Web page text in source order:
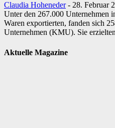
Claudia Hoheneder - 28. Februar
Unter den 267.000 Unternehmen
Waren exportierten, fanden sich
Unternehmen (KMU). Sie
Aktuelle Magazine